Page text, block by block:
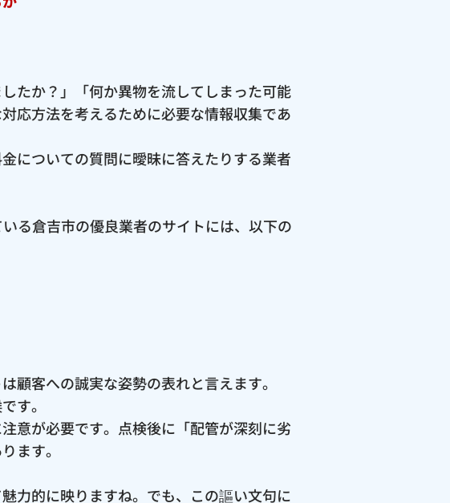
たか？」「何か異物を流してしまった可能
応方法を考えるために必要な情報収集であ
についての質問に曖昧に答えたりする業者
る倉吉市の優良業者のサイトには、以下の
顧客への誠実な姿勢の表れと言えます。
す。
意が必要です。点検後に「配管が深刻に劣
ます。
力的に映りますね。でも、この謳い文句に